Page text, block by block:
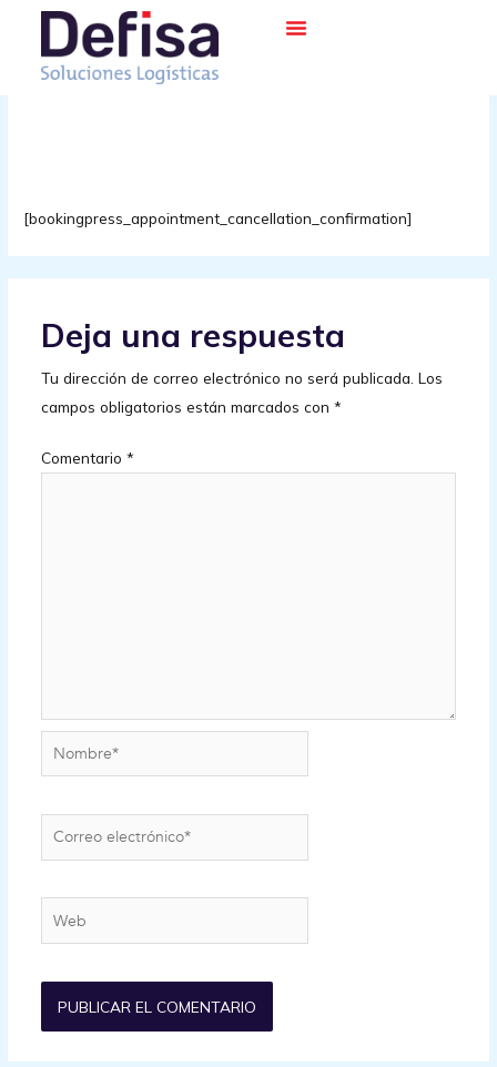
contenido
[bookingpress_appointment_cancellation_confirmation]
Deja una respuesta
Tu dirección de correo electrónico no será publicada. Los
campos obligatorios están marcados con *
Comentario *
Nombre*
Correo
electrónico*
Web